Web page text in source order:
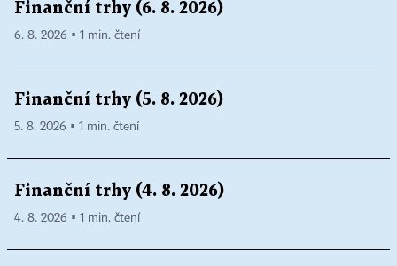
Finanční trhy (6. 8. 2026)
6. 8. 2026 ▪ 1 min. čtení
Finanční trhy (5. 8. 2026)
5. 8. 2026 ▪ 1 min. čtení
Finanční trhy (4. 8. 2026)
4. 8. 2026 ▪ 1 min. čtení